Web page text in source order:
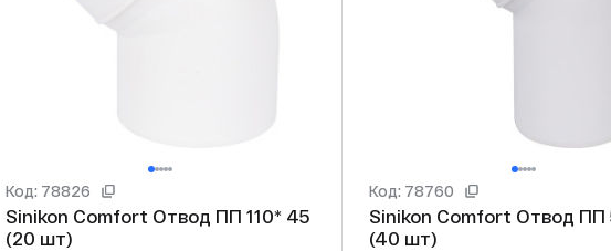
Код: 78826
Sinikon Comfort Отвод ПП 110* 45
(20 шт)
Код: 78760
Sinikon Comfort Отвод ПП 50* 45
(40 шт)